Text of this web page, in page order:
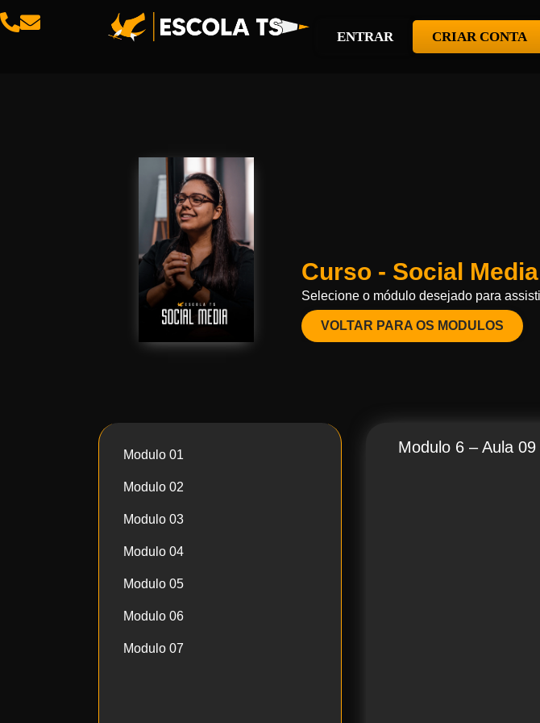
ENTRAR CRIAR CONTA
Curso - Social Media
Selecione o módulo desejado para
VOLTAR PARA OS MODULOS
Modulo 01
Modulo 02
Modulo 03
Modulo 04
Modulo 05
Modulo 06
Modulo 07
Modulo 6 – Aula